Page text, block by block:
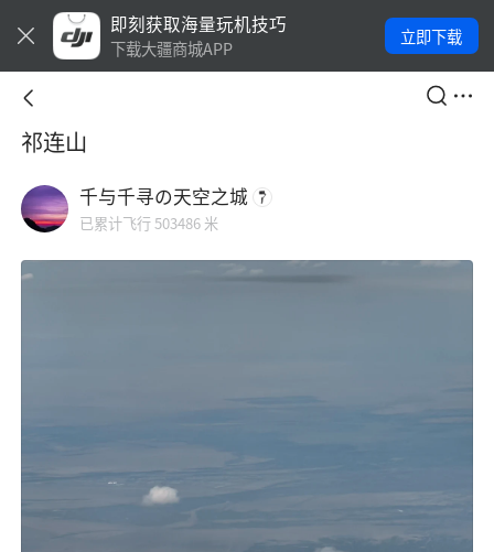
即刻获取海量玩机技巧
下载大疆商城APP
立即下载
祁连山
千与千寻の天空之城
已累计飞行 503486 米